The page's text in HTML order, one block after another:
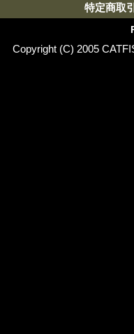
特定商取
Copyright (C) 2005